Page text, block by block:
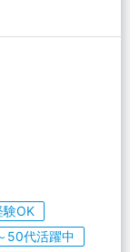
験OK
50代活躍中